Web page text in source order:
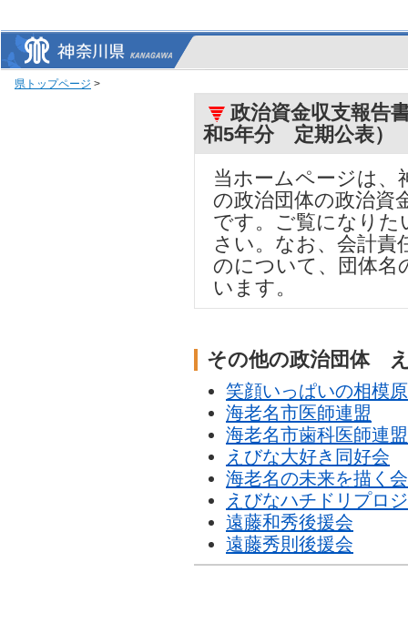
県トップページ >
政治資金収支報告
和5年分 定期公表）
当ホームページは、
の政治団体の政治資
です。ご覧になりた
さい。なお、会計責
のについて、団体名
います。
その他の政治団体
笑顔いっぱいの相模
海老名市医師連盟
海老名市歯科医師連盟
えびな大好き同好会
海老名の未来を描く会
えびなハチドリプロ
遠藤和秀後援会
遠藤秀則後援会